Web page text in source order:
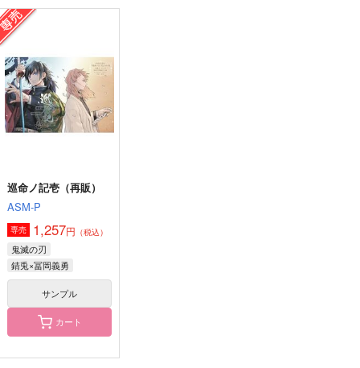
14×6LOG
一過性
1,100円（税込）
巡命ノ記壱（再販）
ASM-P
専売 1,257円 （税込）
鬼滅の刃
錆兎×冨岡義勇
サンプル
カート